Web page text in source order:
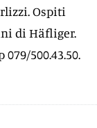
Ospiti
di Häfliger.
500.43.50.